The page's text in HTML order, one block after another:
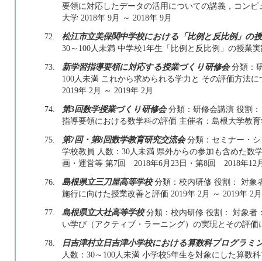
要領に対応したデータの活用についての講義，コン
大学 2018年 9月 ～ 2018年 9月
72.
松江市立美保関中学校における「比例と反比例」の
30～100人未満 中学校1年生「比例と反比例」の授業
73.
新学習指導要領に対応する授業づくり研修会分類：
100人未満 これから求められる学力と その評価方法
2019年 2月 ～ 2019年 2月
74.
第3回数学授業づくり研修会分類：研修会講演 役割
指導要領における数学科の評価 主催者：島根大学教
75.
第7回・第8回数学教育研究交流会分類：セミナー・
学校教員 人数：30人未満 県外からの参加も含めた数
画・運営等 第7回 2018年6月23日・第8回 2018年12
76.
島根県立三刀屋高等学校分類：校内研修 役割： 対象
施行に向けた授業改善と評価 2019年 2月 ～ 2019年 2月
77.
島根県立大社高等学校分類：校内研修 役割： 対象者
い学び（アクティブ・ラーニング）の実現とその評価
78.
日吉津村立日吉津小学校における算数科プログラミ
人数：30～100人未満 小学校5年生を対象にした算数